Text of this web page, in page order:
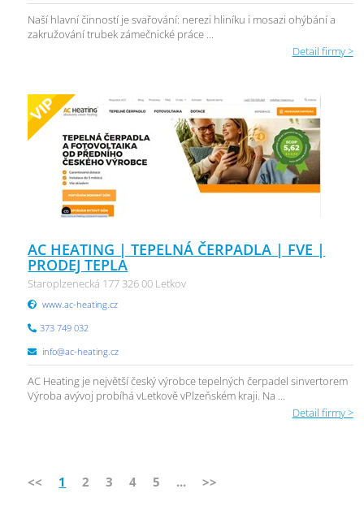
Naší hlavní činností je svařování: nerezi hliníku i mosazi ohýbání a
zakružování trubek zámečnické práce ...
Detail firmy >
AC HEATING | TEPELNÁ ČERPADLA | FVE |
PRODEJ TEPLA
Staroplzenecká 177 326 00 Letkov
www.ac-heating.cz
373 749 032
info@ac-heating.cz
AC Heating je největší český výrobce tepelných čerpadel sinvertorem
Výroba avývoj probíhá vLetkově vPlzeňském kraji. Na ...
Detail firmy >
<< 1 2 3 4 5 ... >>